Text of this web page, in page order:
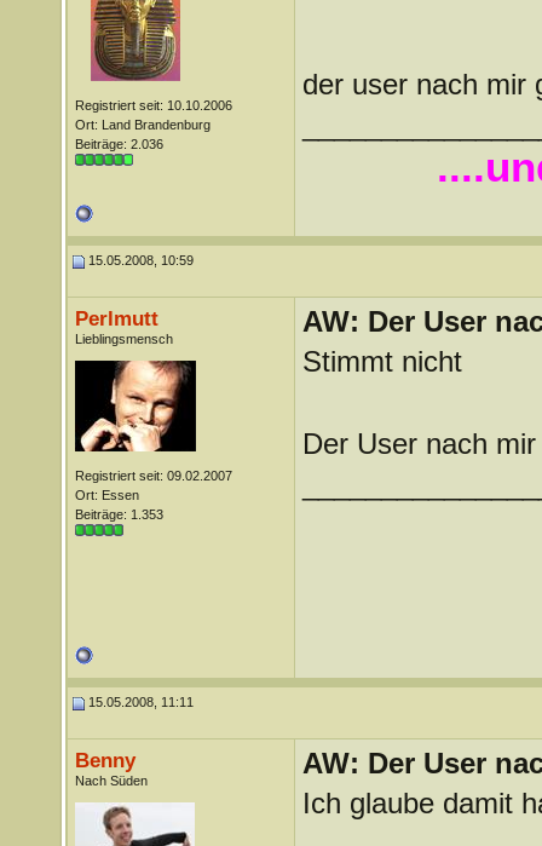
Registriert seit: 10.10.2006
Ort: Land Brandenburg
Beiträge: 2.036
der user nach mir
15.05.2008, 10:59
Perlmutt
Lieblingsmensch
Registriert seit: 09.02.2007
Ort: Essen
Beiträge: 1.353
AW: Der User
Stimmt nicht
Der User nach
15.05.2008, 11:11
Benny
Nach Süden
AW: Der User
Ich glaube damit